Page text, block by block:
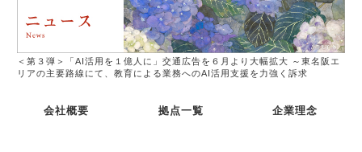
＜第３弾＞「AI活用を１億人に」交通広告を６月より大幅拡大 ～東名阪エ
リアの主要路線にて、教育による業務へのAI活用支援を力強く訴求
会社概要 拠点一覧 企業理念